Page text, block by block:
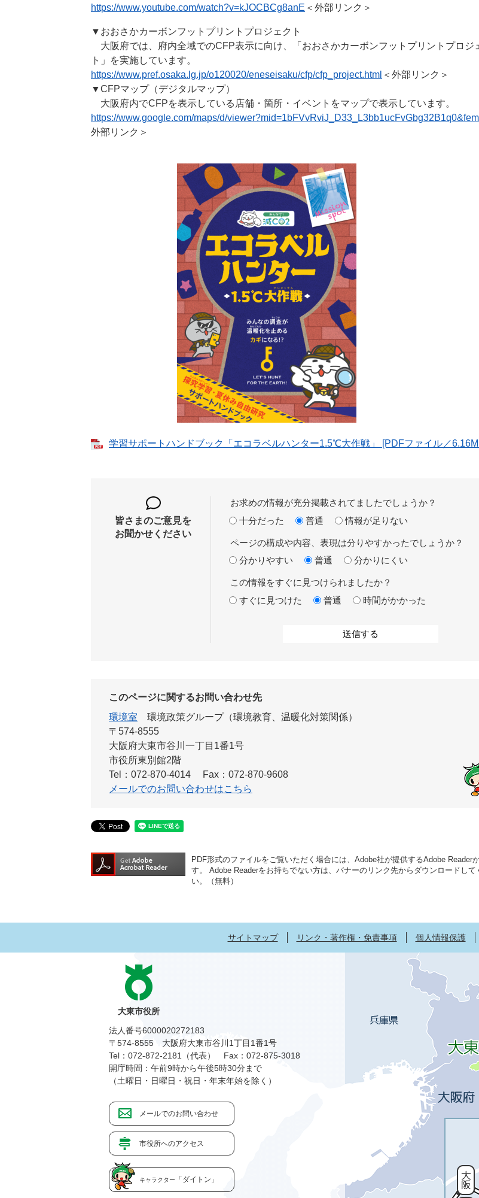
https://www.youtube.com/watch?v=kJOCBCg8anE ＜外部リンク＞
▼おおさかカーボンフットプリントプロジェクト
大阪府では、府内全域でのCFP表示に向け、「おおさかカーボンフットプリントプロジ
ト」を実施しています。
https://www.pref.osaka.lg.jp/o120020/eneseisaku/cfp/cfp_project.html ＜外部リンク＞
▼CFPマップ（デジタルマップ）
大阪府内でCFPを表示している店舗・箇所・イベントをマップで表示しています。
https://www.google.com/maps/d/
外部リンク＞
学習サポートハンドブック「エコラベルハンター1.5℃大作戦」 [PDFファイル／
皆さまのご意見を
お聞かせください
お求めの情報が充分掲載されてましたでしょうか？
十分だった
普通 情報が足りない
ページの構成や内容、表現は分りやすかったでしょうか？
分かりやすい
普通 分かりにくい
この情報をすぐに見つけられましたか？
すぐに見つけた
普通 時間がかかった
このページに関するお問い合わせ先
環境室
環境政策グループ（環境教育、温暖化対策関係）
〒574-8555
大阪府大東市谷川一丁目1番1号
市役所東別館2階
Tel：072-870-4014
Fax：072-870-9608
メールでのお問い合わせはこちら
PDF形式のファイルをご覧いただく場合には、Adobe社が提供するAdobe Reader
す。
Adobe Readerをお持ちでない方は、バナーのリンク先からダウンロードして
い。（無料）
サイトマップ リンク・著作権・免責事項 個人情報保護
大東市役所
法人番号6000020272183
〒574-8555 大阪府大東市谷川1丁目1番1号
Tel：072-872-2181（代表）
Fax：072-875-3018
開庁時間：午前9時から午後5時30分まで
（土曜日・日曜日・祝日・年末年始を除く）
メールでのお問い合わせ
市役所へのアクセス
キャラクター 「ダイトン」